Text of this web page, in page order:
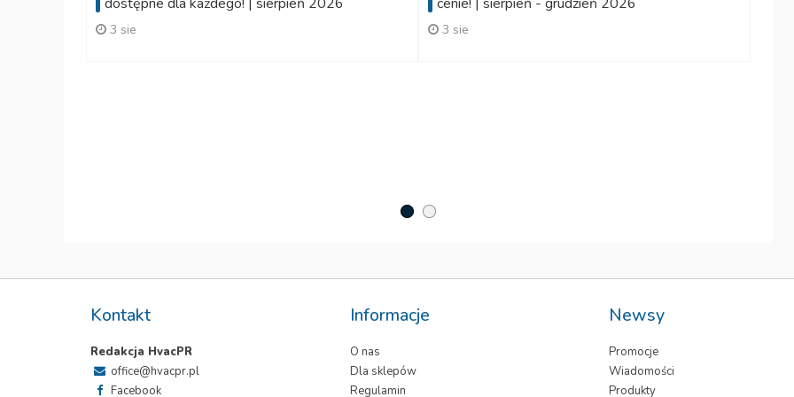
dostępne dla każdego! | sierpień 2026
3 sie
cenie! | sierpień - grudzień 2026
3 sie
Kontakt
Redakcja HvacPR
office@hvacpr.pl
Facebook
Informacje
O nas
Dla sklepów
Regulamin
Newsy
Promocje
Wiadomości
Produkty